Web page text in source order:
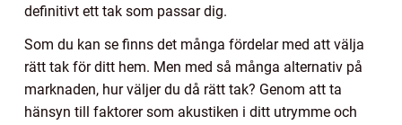
definitivt ett tak som passar dig.
Som du kan se finns det många fördelar med att välja
rätt tak för ditt hem. Men med så många alternativ på
marknaden, hur väljer du då rätt tak? Genom att ta
hänsyn till faktorer som akustiken i ditt utrymme och